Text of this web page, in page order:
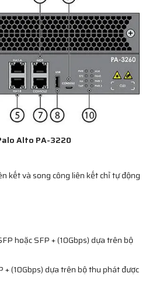
Alto PA-3220
kết và song công liên kết chỉ tự động
hoặc SFP + (10Gbps) dựa trên bộ
+ (10Gbps) dựa trên bộ thu phát được